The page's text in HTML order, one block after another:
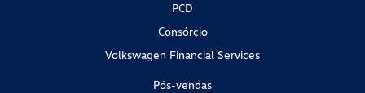
PCD
Consórcio
Volkswagen Financial Services
Pós-vendas